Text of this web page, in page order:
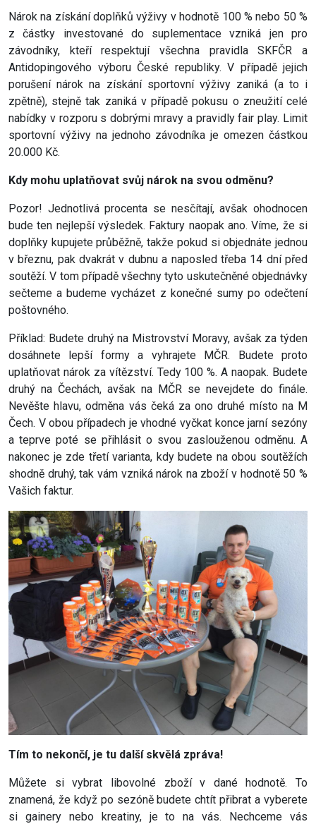
Nárok na získání doplňků výživy v hodnotě 100 % nebo 50 %
z částky investované do suplementace vzniká jen pro
závodníky, kteří respektují všechna pravidla SKFČR a
Antidopingového výboru České republiky. V případě jejich
porušení nárok na získání sportovní výživy zaniká (a to i
zpětně), stejně tak zaniká v případě pokusu o zneužití celé
nabídky v rozporu s dobrými mravy a pravidly fair play. Limit
sportovní výživy na jednoho závodníka je omezen částkou
20.000 Kč.
Kdy mohu uplatňovat svůj nárok na svou odměnu?
Pozor! Jednotlivá procenta se nesčítají, avšak ohodnocen
bude ten nejlepší výsledek. Faktury naopak ano. Víme, že si
doplňky kupujete průběžně, takže pokud si objednáte jednou
v březnu, pak dvakrát v dubnu a naposled třeba 14 dní před
soutěží. V tom případě všechny tyto uskutečněné objednávky
sečteme a budeme vycházet z konečné sumy po odečtení
poštovného.
Příklad: Budete druhý na Mistrovství Moravy, avšak za týden
dosáhnete lepší formy a vyhrajete MČR. Budete proto
uplatňovat nárok za vítězství. Tedy 100 %. A naopak. Budete
druhý na Čechách, avšak na MČR se nevejdete do finále.
Nevěšte hlavu, odměna vás čeká za ono druhé místo na M
Čech. V obou případech je vhodné vyčkat konce jarní sezóny
a teprve poté se přihlásit o svou zaslouženou odměnu. A
nakonec je zde třetí varianta, kdy budete na obou soutěžích
shodně druhý, tak vám vzniká nárok na zboží v hodnotě 50 %
Vašich faktur.
Tím to nekončí, je tu další skvělá zpráva!
Můžete si vybrat libovolné zboží v dané hodnotě. To
znamená, že když po sezóně budete chtít přibrat a vyberete
si gainery nebo kreatiny, je to na vás. Nechceme vás